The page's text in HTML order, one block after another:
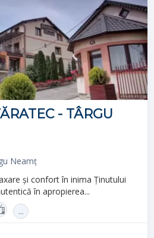
- TÂRGU
Neamț
și confort în inima Ținutului
în apropierea...
...